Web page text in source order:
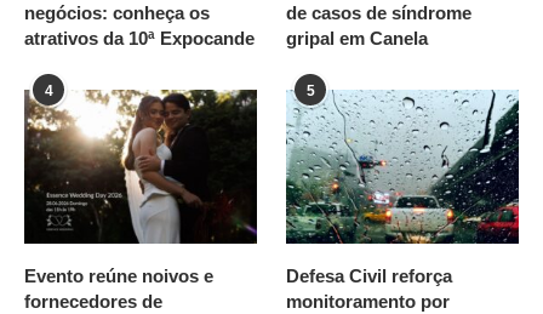
negócios: conheça os
atrativos da 10ª Expocande
de casos de síndrome
gripal em Canela
4
Evento reúne noivos e
fornecedores de
5
Defesa Civil reforça
monitoramento por